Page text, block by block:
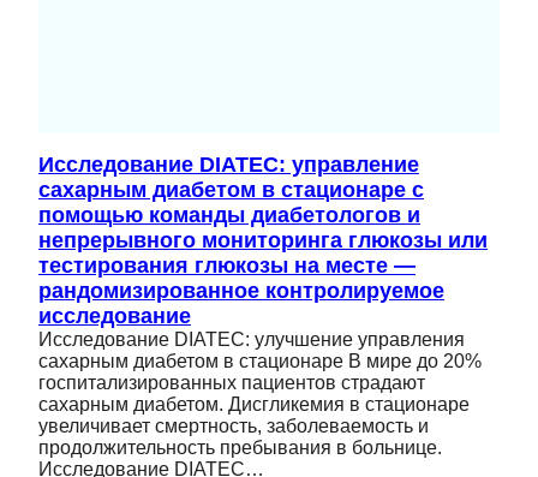
Исследование DIATEC: управление
сахарным диабетом в стационаре с
помощью команды диабетологов и
непрерывного мониторинга глюкозы или
тестирования глюкозы на месте —
рандомизированное контролируемое
исследование
Исследование DIATEC: улучшение управления
сахарным диабетом в стационаре В мире до 20%
госпитализированных пациентов страдают
сахарным диабетом. Дисгликемия в стационаре
увеличивает смертность, заболеваемость и
продолжительность пребывания в больнице.
Исследование DIATEC…